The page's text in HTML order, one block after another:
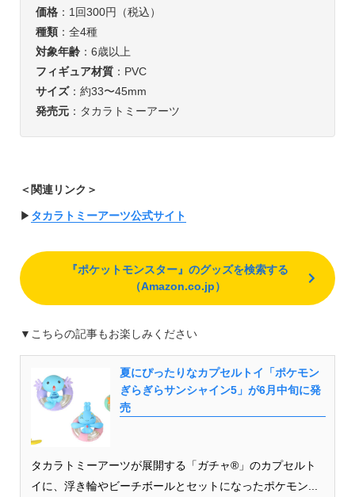
価格：1回300円（税込）
種類：全4種
対象年齢：6歳以上
フィギュア材質：PVC
サイズ：約33〜45mm
発売元：タカラトミーアーツ
＜関連リンク＞
▶︎ タカラトミーアーツ公式サイト
『ポケットモンスター』のグッズを検索する
（Amazon.co.jp）
▼こちらの記事もお楽しみください
夏にぴったりなカプセルトイ「ポケモン
ぎらぎらサンシャイン5」が6月中旬に発
売
タカラトミーアーツが展開する「ガチャ®」のカプセルト
イに、浮き輪やビーチボールとセットになったポケモン...